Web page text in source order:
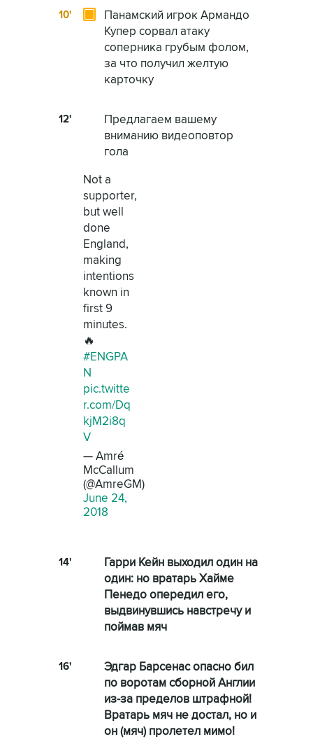
10'
Панамский игрок Армандо
Купер сорвал атаку
соперника грубым фолом,
за что получил желтую
карточку
12'
Предлагаем вашему
вниманию видеоповтор
гола
Not a
supporter,
but well
done
England,
making
intentions
known in
first 9
minutes.
🔥
#ENGPA
N
pic.twitte
r.com/Dq
kjM2i8q
V
— Amré
McCallum
(@AmreGM)
June 24,
2018
14'
Гарри Кейн выходил один на
один: но вратарь Хайме
Пенедо опередил его,
выдвинувшись навстречу и
поймав мяч
16'
Эдгар Барсенас опасно бил
по воротам сборной Англии
из-за пределов штрафной!
Вратарь мяч не достал, но и
он (мяч) пролетел мимо!